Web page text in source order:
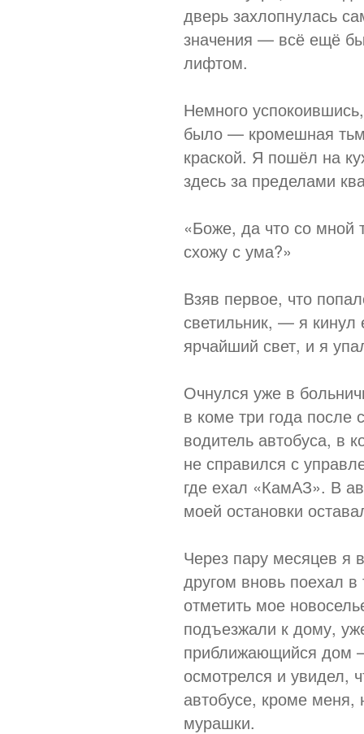
дверь захлопнулась
значения — всё ещё
лифтом.
Немного
было — кромешная
краской. Я пошёл на
здесь за пределами
«Боже, да что со
схожу с ума?»
Взяв первое, что
светильник, — я кинул
ярчайший свет, и я
Очнулся уже в
в коме три года после
водитель автобуса, в
не справился с
где ехал «КамАЗ». В
моей остановки
Через пару месяцев я
другом вновь поехал
отметить мое
подъезжали к дому,
приближающийся дом
осмотрелся и увидел,
автобусе, кроме
мурашки.